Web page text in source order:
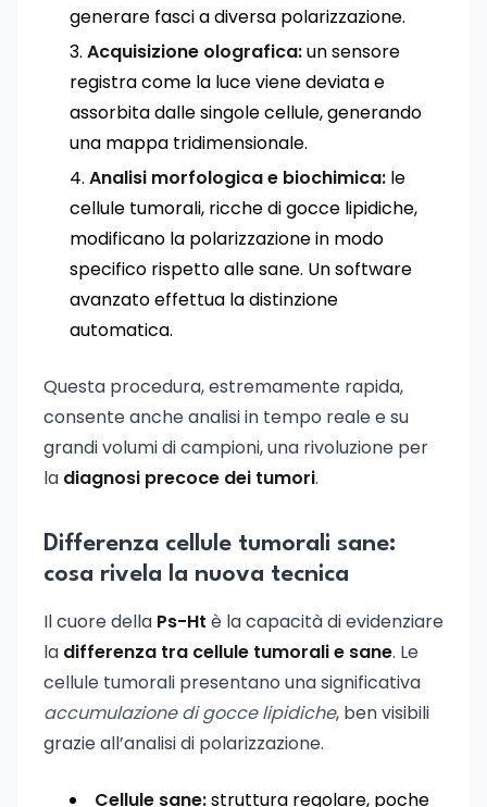
generare fasci a diversa polarizzazione.
Acquisizione olografica:un sensore
registra come la luce viene deviata e
assorbita dalle singole cellule, generando
una mappa tridimensionale.
Analisi morfologica e biochimica: le
cellule tumorali, ricche di gocce lipidiche,
modificano la polarizzazione in modo
specifico rispetto alle sane. Un software
avanzato effettua la distinzione
automatica.
Questa procedura, estremamente rapida,
consente anche analisi in tempo reale e su
grandi volumi di campioni, una rivoluzione per
la diagnosi precoce dei tumori.
Differenza cellule tumorali sane:
cosa rivela la nuova tecnica
Il cuore della Ps-Ht è la capacità di evidenziare
la differenza tra cellule tumorali e sane. Le
cellule tumorali presentano una significativa
accumulazione di gocce lipidiche, ben visibili
grazie all’analisi di polarizzazione.
Cellule sane:struttura regolare, poche